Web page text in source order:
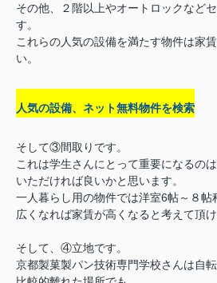
その他、２階以上やオートロックなど
す。
これらの人気の設備を満たす物件は家
い。
人気の設備、ネット無料物件を検索
そして③間取りです。
これは学生さんにとって重要になるの
いただければ良いかと思います。
一人暮らし用の物件では洋室6帖～８帖
広くなれば家賃が高くなると考えて頂け
そして、④立地です。
京都製菓製パン技術専門学校さんは自